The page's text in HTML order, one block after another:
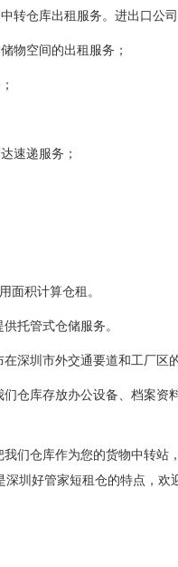
仓库出租服务。进出口公
物空间的出租服务；
速递服务；
积计算仓租。
托管式仓储服务。
深圳市外交通要道和工厂区
仓库存放办公设备、档案
仓库作为您的货物中转站
圳好管家短租仓的特点，欢